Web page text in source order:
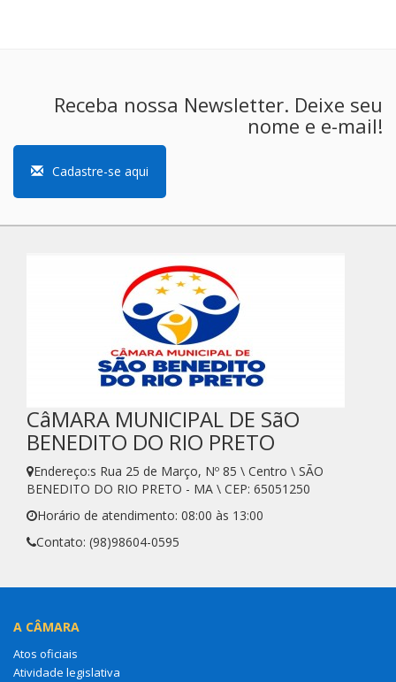
Receba nossa Newsletter. Deixe seu
nome e e-mail!
Cadastre-se aqui
CâMARA MUNICIPAL DE SãO
BENEDITO DO RIO PRETO
Endereço:s Rua 25 de Março, Nº 85 \ Centro \ SÃO
BENEDITO DO RIO PRETO - MA \ CEP: 65051250
Horário de atendimento: 08:00 às 13:00
Contato: (98)98604-0595
A CÂMARA
Atos oficiais
Atividade legislativa